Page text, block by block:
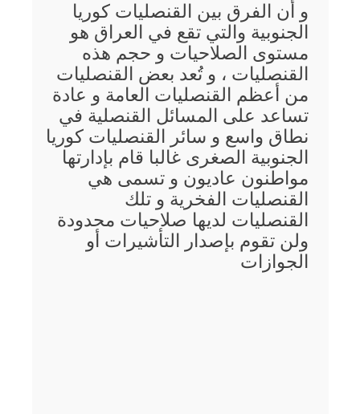
و أن الفرق بين القنصليات كوريا
الجنوبية والتي تقع في العراق هو
مستوى الصلاحيات و حجم هذه
القنصليات ، و تُعد بعض القنصليات
من أعظم القنصليات العامة و عادة
تساعد على المسائل القنصلية في
نطاق واسع و سائر القنصليات كوريا
الجنوبية الصغرى غالبا قام بإدارتها
مواطنون عاديون و تسمى هي
القنصليات الفخرية و تلك
القنصليات لديها صلاحيات محدودة
ولن تقوم بإصدار التأشيرات أو
الجوازات